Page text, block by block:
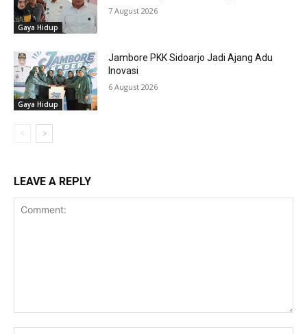
Gaya Hidup
7 August 2026
Gaya Hidup
Jambore PKK Sidoarjo Jadi Ajang Adu
Inovasi
6 August 2026
LEAVE A REPLY